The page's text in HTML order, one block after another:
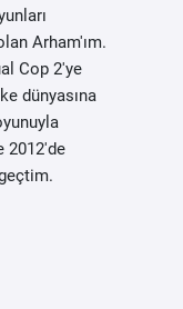
Arham'ım.
Cop 2'ye
dünyasına
2012'de